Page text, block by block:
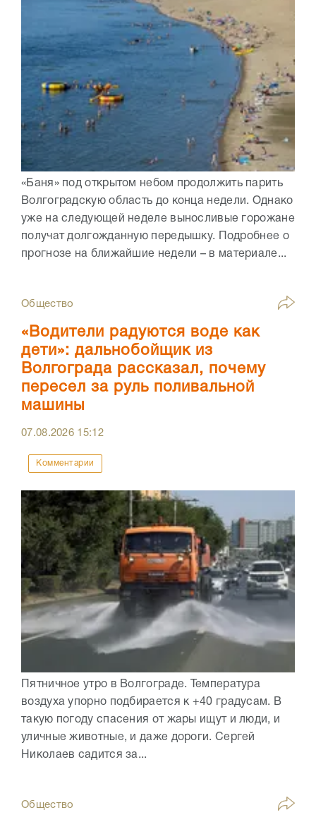
«Баня» под открытом небом продолжить парить
Волгоградскую область до конца недели. Однако
уже на следующей неделе выносливые горожане
получат долгожданную передышку. Подробнее о
прогнозе на ближайшие недели – в материале...
Общество
«Водители радуются воде как
дети»: дальнобойщик из
Волгограда рассказал, почему
пересел за руль поливальной
машины
07.08.2026 15:12
Комментарии
Пятничное утро в Волгограде. Температура
воздуха упорно подбирается к +40 градусам. В
такую погоду спасения от жары ищут и люди, и
уличные животные, и даже дороги. Сергей
Николаев садится за...
Общество